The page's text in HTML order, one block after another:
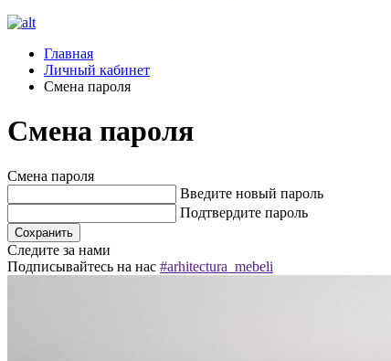
Главная
Личный кабинет
Смена пароля
Смена пароля
Смена пароля
Введите новый пароль
Подтвердите пароль
Следите за нами
Подписывайтесь на нас #arhitectura_mebeli